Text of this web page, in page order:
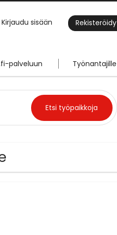
Kirjaudu sisään Rekisteröidy
palveluun Työnantajille